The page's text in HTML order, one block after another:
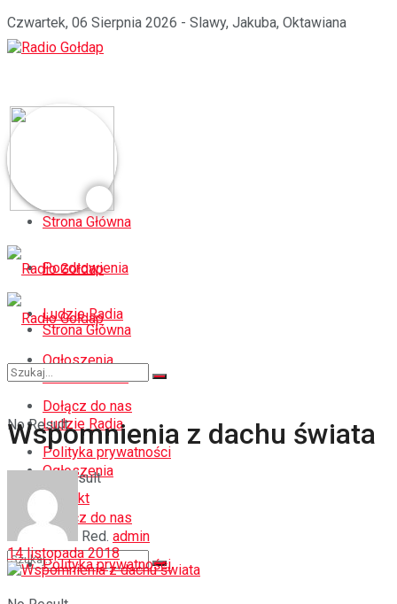
Czwartek, 06 Sierpnia 2026 - Slawy, Jakuba, Oktawiana
Strona Główna
Pozdrowienia
Ludzie Radia
Ogłoszenia
Dołącz do nas
Polityka prywatności
Kontakt
Strona Główna
Pozdrowienia
Ludzie Radia
Ogłoszenia
Dołącz do nas
Polityka prywatności
No Result
View All Result
Wspomnienia z dachu świata
Red. admin
14 listopada 2018